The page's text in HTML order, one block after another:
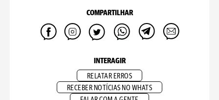
COMPARTILHAR
INTERAGIR
RELATAR ERROS
RECEBER NOTÍCIAS NO WHATS